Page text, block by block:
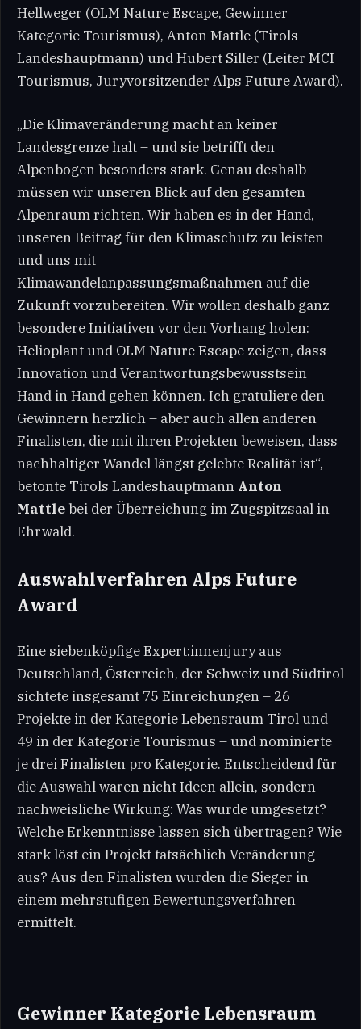
Hellweger (OLM Nature Escape, Gewinner
Kategorie Tourismus), Anton Mattle (Tirols
Landeshauptmann) und Hubert Siller (Leiter MCI
Tourismus, Juryvorsitzender Alps Future Award).
„Die Klimaveränderung macht an keiner
Landesgrenze halt – und sie betrifft den
Alpenbogen besonders stark. Genau deshalb
müssen wir unseren Blick auf den gesamten
Alpenraum richten. Wir haben es in der Hand,
unseren Beitrag für den Klimaschutz zu leisten
und uns mit
Klimawandelanpassungsmaßnahmen auf die
Zukunft vorzubereiten. Wir wollen deshalb ganz
besondere Initiativen vor den Vorhang holen:
Helioplant und OLM Nature Escape zeigen, dass
Innovation und Verantwortungsbewusstsein
Hand in Hand gehen können. Ich gratuliere den
Gewinnern herzlich – aber auch allen anderen
Finalisten, die mit ihren Projekten beweisen, dass
nachhaltiger Wandel längst gelebte Realität ist“,
betonte Tirols Landeshauptmann Anton
Mattlebei der Überreichung im Zugspitzsaal in
Ehrwald.
Auswahlverfahren Alps Future
Award
Eine siebenköpfige Expert:innenjury aus
Deutschland, Österreich, der Schweiz und Südtirol
sichtete insgesamt 75 Einreichungen – 26
Projekte in der Kategorie Lebensraum Tirol und
49 in der Kategorie Tourismus – und nominierte
je drei Finalisten pro Kategorie. Entscheidend für
die Auswahl waren nicht Ideen allein, sondern
nachweisliche Wirkung: Was wurde umgesetzt?
Welche Erkenntnisse lassen sich übertragen? Wie
stark löst ein Projekt tatsächlich Veränderung
aus? Aus den Finalisten wurden die Sieger in
einem mehrstufigen Bewertungsverfahren
ermittelt.
Gewinner Kategorie Lebensraum